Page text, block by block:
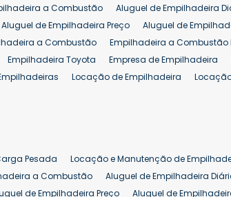
a Combustão Aluguel de Empilhadeira
Aluguel de Empilhadeira Preço Aluguel de
a Combustão Empilhadeira a Combustão
Empilhadeira Toyota Empresa de Empilhadeira
Locação de Empilhadeira
Empilhadeira 25 ton Empilhadeira a Combustão
Pesada Locação e Manutenção de
a Combustão Aluguel de Empilhadeira
de Empilhadeira Preço Aluguel de